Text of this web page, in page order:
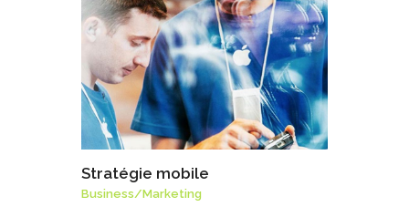
Stratégie mobile
Business/Marketing